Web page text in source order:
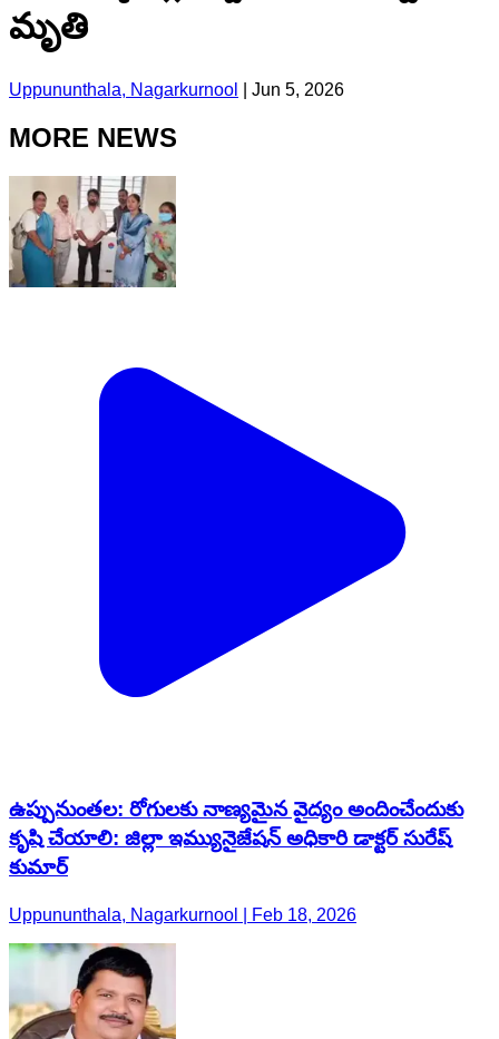
మృతి
Uppununthala, Nagarkurnool Jun 5, 2026
MORE NEWS
ఉప్పునుంతల: రోగులకు నాణ్యమైన వైద్యం అందించేందుకు
కృషి చేయాలి: జిల్లా ఇమ్యునైజేషన్ అధికారి డాక్టర్ సురేష్
కుమార్
Uppununthala, Nagarkurnool | Feb 18, 2026